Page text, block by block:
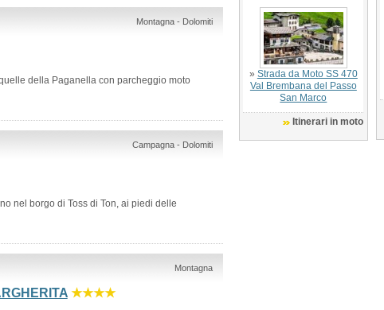
Montagna - Dolomiti
della Paganella con parcheggio moto
Campagna - Dolomiti
nel borgo di Toss di Ton, ai piedi delle
Montagna
★★★★
» Strada da Moto SS 470
Val Brembana del Passo
San Marco
Itinerari in moto